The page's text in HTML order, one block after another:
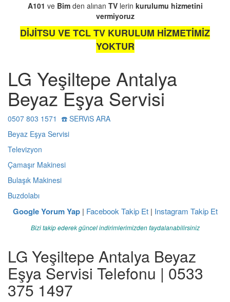
A101 ve Bimden alınan TVlerin kurulumu hizmetini
vermiyoruz
DİJİTSU VE TCL TV KURULUM HİZMETİMİZ
YOKTUR
LG Yeşiltepe Antalya
Beyaz Eşya Servisi
0507 803 1571 ☎️ SERViS ARA
Beyaz Eşya Servisi
Televizyon
Çamaşır Makinesi
Bulaşık Makinesi
Buzdolabı
Google Yorum Yap| Facebook Takip Et| Instagram Takip Et
Bizi takip ederek güncel indirimlerimizden faydalanabilirsiniz
LG Yeşiltepe Antalya Beyaz
Eşya Servisi Telefonu | 0533
375 1497